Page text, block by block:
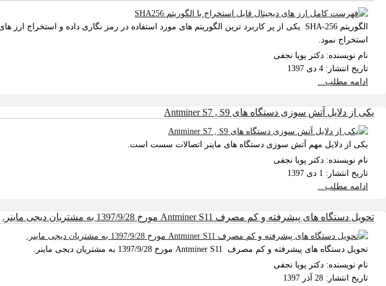
استخراج نمود.
نام نویسنده: دکتر پویا نجفی
تاریخ انتشار: 4 دی 1397
ادامه مطلب...
یکی از دلایل آتش سوزی دستگاه های Antminer S7 , S9
یکی از دلایل مهم آتش سوزی دستگاه های ماینر اتصالات سست است.
نام نویسنده: دکتر پویا نجفی
تاریخ انتشار: 1 دی 1397
ادامه مطلب...
تحویل دستگاه های پیشرفته و کم مصرف Antminer S11 مورخ 1397/9/28 به مشتریان دیجی ماینر.
تحویل دستگاه های پیشرفته و کم مصرف Antminer S11 مورخ 1397/9/28 به مشتریان دیجی ماینر.
نام نویسنده: دکتر پویا نجفی
تاریخ انتشار: 28 آذر 1397